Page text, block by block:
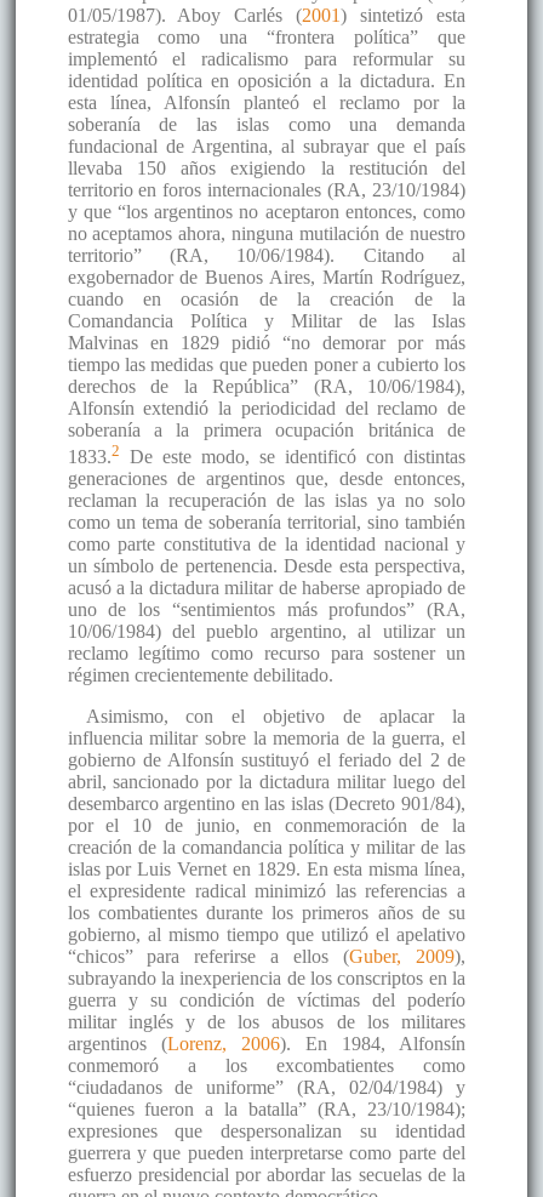
01/05/1987). Aboy Carlés (2001) sintetizó esta
estrategia como una “frontera política” que
implementó el radicalismo para reformular su
identidad política en oposición a la dictadura. En
esta línea, Alfonsín planteó el reclamo por la
soberanía de las islas como una demanda
fundacional de Argentina, al subrayar que el país
llevaba 150 años exigiendo la restitución del
territorio en foros internacionales (RA, 23/10/1984)
y que “los argentinos no aceptaron entonces, como
no aceptamos ahora, ninguna mutilación de nuestro
territorio” (RA, 10/06/1984). Citando al
exgobernador de Buenos Aires, Martín Rodríguez,
cuando en ocasión de la creación de la
Comandancia Política y Militar de las Islas
Malvinas en 1829 pidió “no demorar por más
tiempo las medidas que pueden poner a cubierto los
derechos de la República” (RA, 10/06/1984),
Alfonsín extendió la periodicidad del reclamo de
soberanía a la primera ocupación británica de
1833.2 De este modo, se identificó con distintas
generaciones de argentinos que, desde entonces,
reclaman la recuperación de las islas ya no solo
como un tema de soberanía territorial, sino también
como parte constitutiva de la identidad nacional y
un símbolo de pertenencia. Desde esta perspectiva,
acusó a la dictadura militar de haberse apropiado de
uno de los “sentimientos más profundos” (RA,
10/06/1984) del pueblo argentino, al utilizar un
reclamo legítimo como recurso para sostener un
régimen crecientemente debilitado.
Asimismo, con el objetivo de aplacar la
influencia militar sobre la memoria de la guerra, el
gobierno de Alfonsín sustituyó el feriado del 2 de
abril, sancionado por la dictadura militar luego del
desembarco argentino en las islas (Decreto 901/84),
por el 10 de junio, en conmemoración de la
creación de la comandancia política y militar de las
islas por Luis Vernet en 1829. En esta misma línea,
el expresidente radical minimizó las referencias a
los combatientes durante los primeros años de su
gobierno, al mismo tiempo que utilizó el apelativo
“chicos” para referirse a ellos (Guber, 2009),
subrayando la inexperiencia de los conscriptos en la
guerra y su condición de víctimas del poderío
militar inglés y de los abusos de los militares
argentinos (Lorenz, 2006). En 1984, Alfonsín
conmemoró a los excombatientes como
“ciudadanos de uniforme” (RA, 02/04/1984) y
“quienes fueron a la batalla” (RA, 23/10/1984);
expresiones que despersonalizan su identidad
guerrera y que pueden interpretarse como parte del
esfuerzo presidencial por abordar las secuelas de la